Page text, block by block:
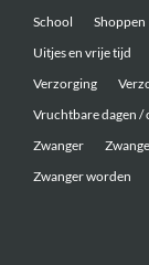
School
Shoppen
Uitjes en vrije tijd
Verzorging
Vruchtbare dagen /
Zwanger
Zwanger worden